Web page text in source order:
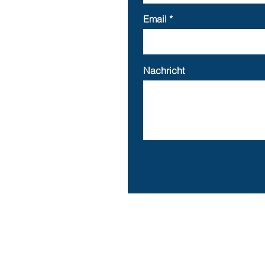
Email
Nachricht